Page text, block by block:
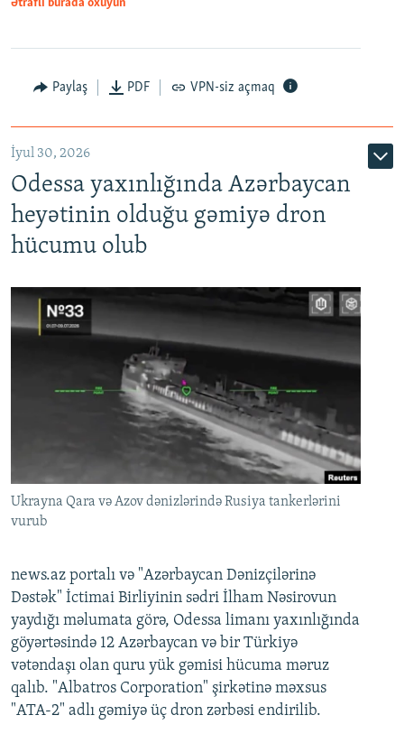
Ətraflı burada oxuyun
Paylaş PDF VPN-siz açmaq
İyul 30, 2026
Odessa yaxınlığında Azərbaycan
heyətinin olduğu gəmiyə dron
hücumu olub
Ukrayna Qara və Azov dənizlərində Rusiya tankerlərini
vurub
news.az portalı və "Azərbaycan Dənizçilərinə
Dəstək" İctimai Birliyinin sədri İlham Nəsirovun
yaydığı məlumata görə, Odessa limanı yaxınlığında
göyərtəsində 12 Azərbaycan və bir Türkiyə
vətəndaşı olan quru yük gəmisi hücuma məruz
qalıb. "Albatros Corporation" şirkətinə məxsus
"ATA-2" adlı gəmiyə üç dron zərbəsi endirilib.